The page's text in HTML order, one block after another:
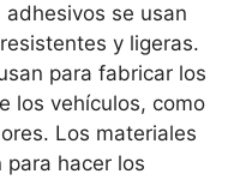
se usan
y ligeras.
para fabricar los
los vehículos, como
Los materiales
para hacer los